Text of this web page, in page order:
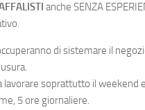
anche SENZA
di sistemare il
lavorare soprattutto il weekend
5 ore giornaliere.